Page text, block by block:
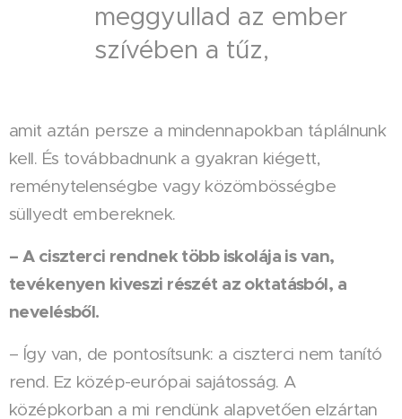
meggyullad az ember
szívében a tűz,
amit aztán persze a mindennapokban táplálnunk
kell. És továbbadnunk a gyakran kiégett,
reménytelenségbe vagy közömbösségbe
süllyedt embereknek.
– A ciszterci rendnek több iskolája is van,
tevékenyen kiveszi részét az oktatásból, a
nevelésből.
– Így van, de pontosítsunk: a ciszterci nem tanító
rend. Ez közép-európai sajátosság. A
középkorban a mi rendünk alapvetően elzártan